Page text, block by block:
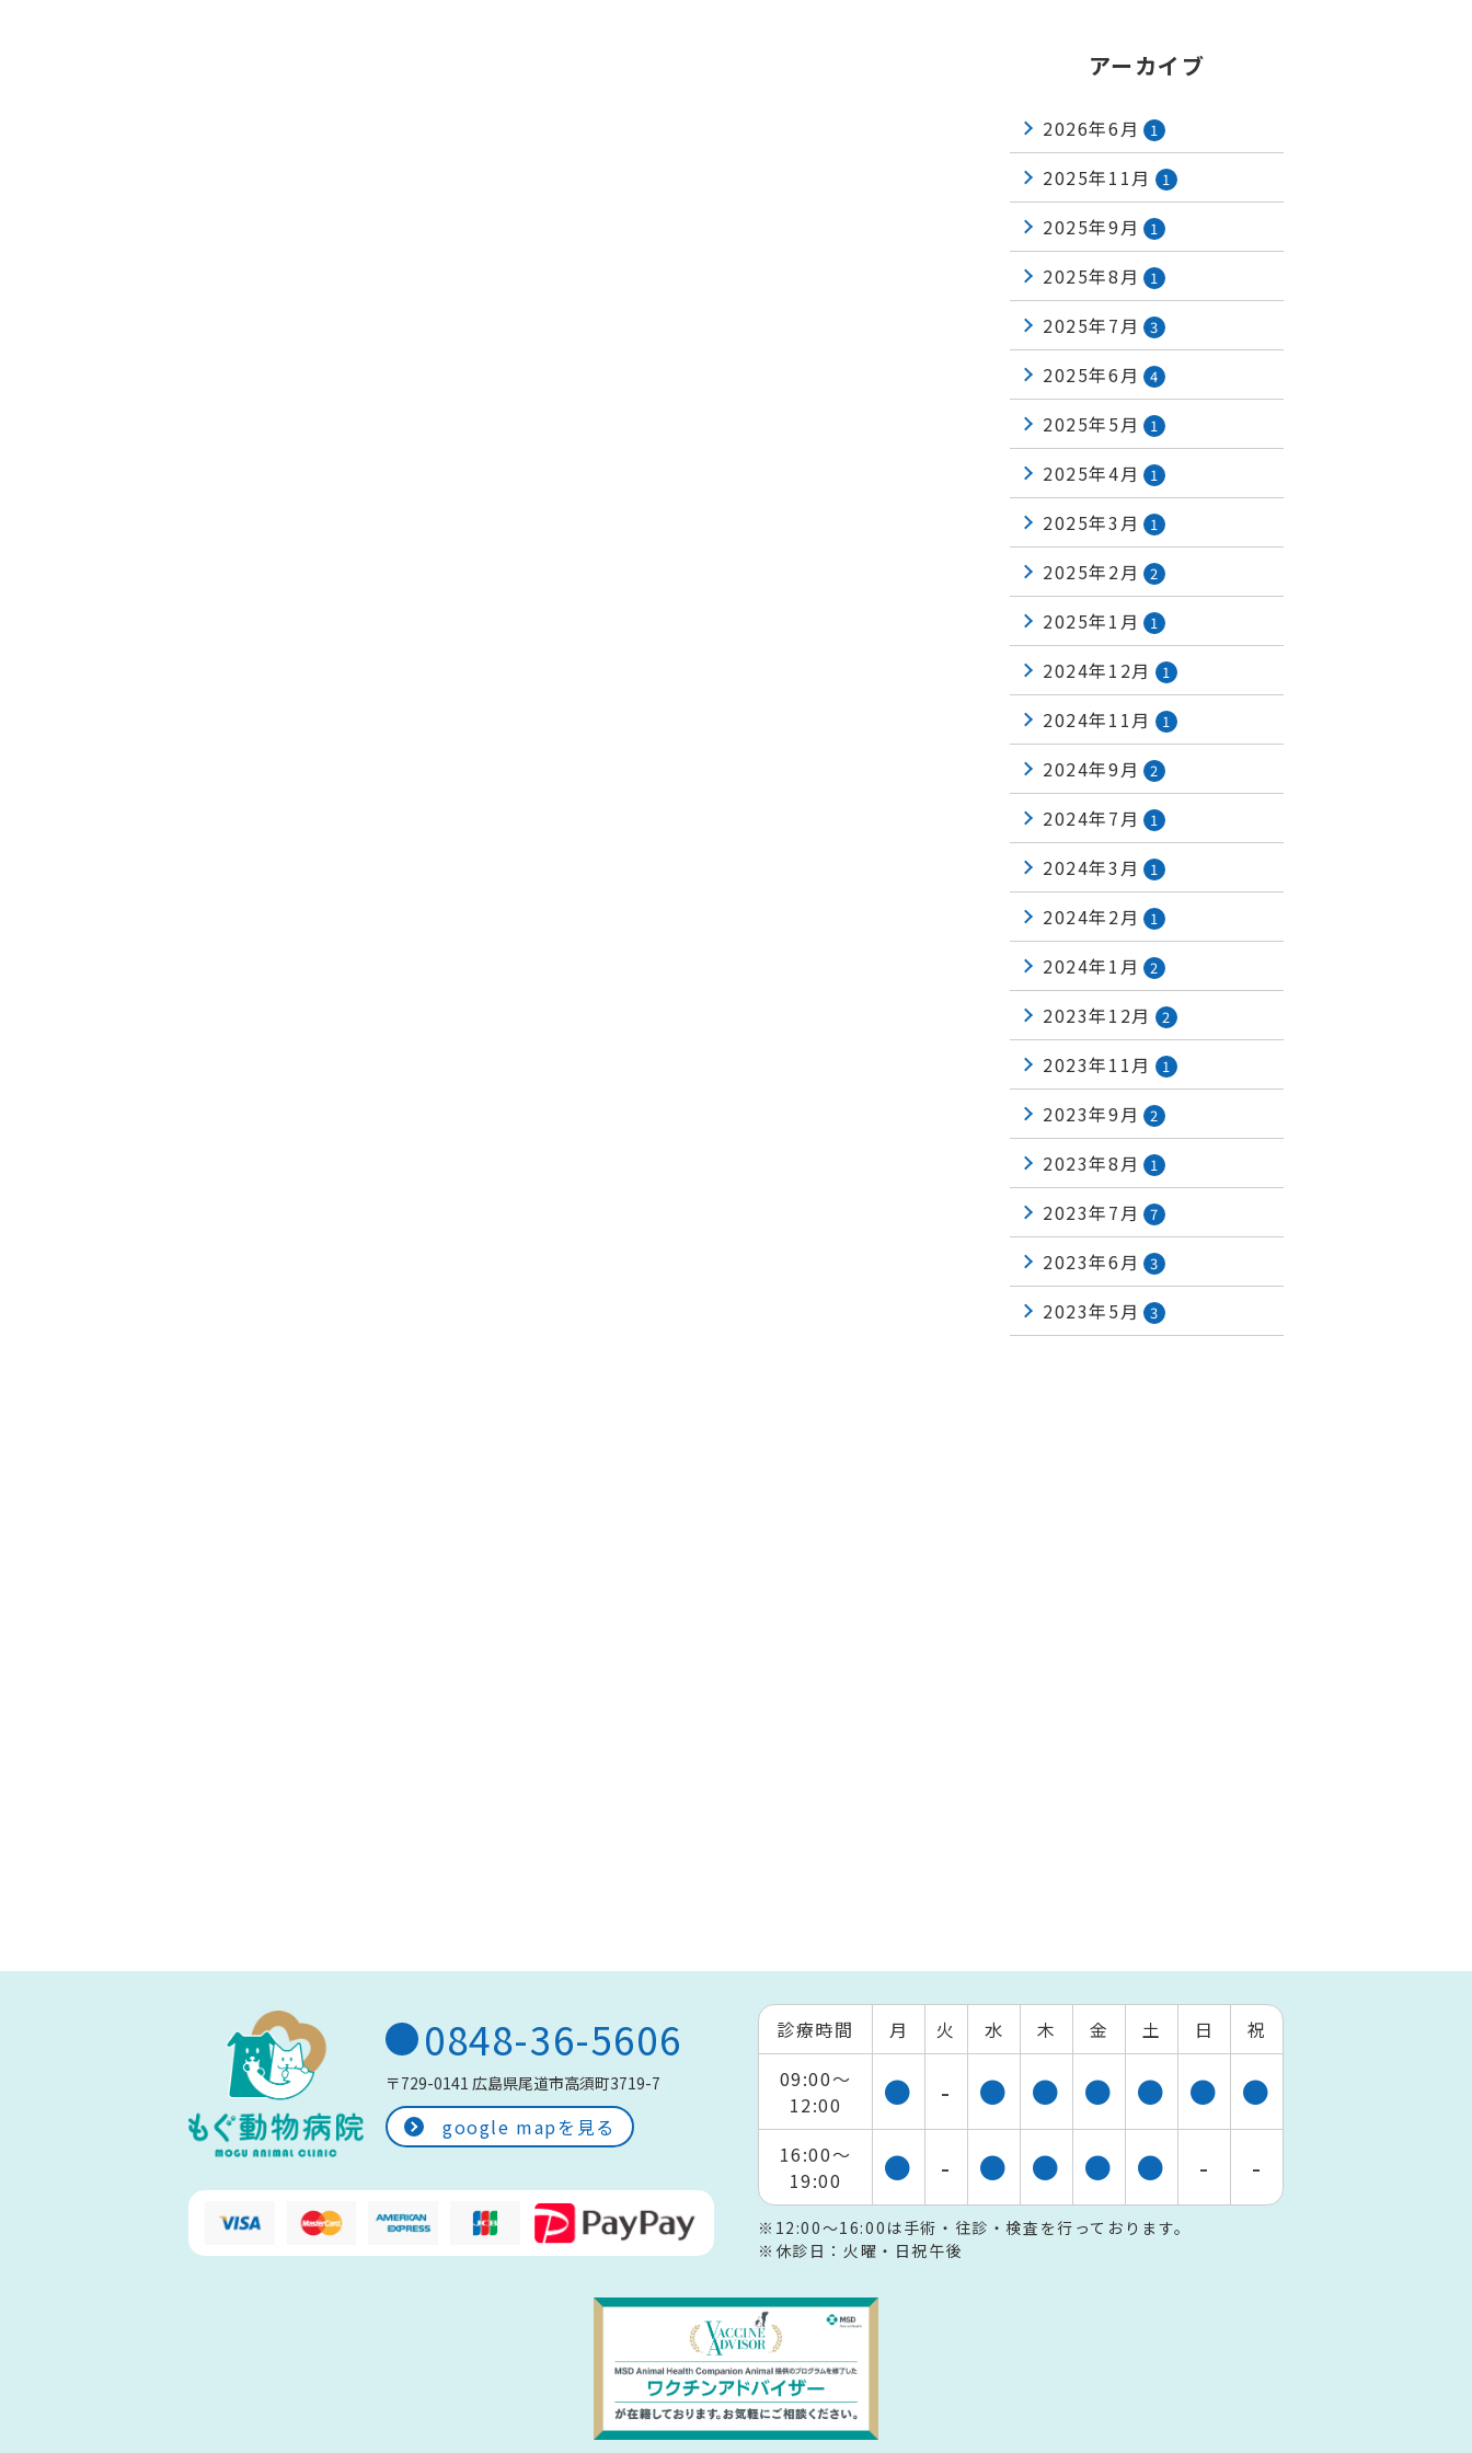
アーカイブ
2026年6月 1
2025年11月 1
2025年9月 1
2025年8月 1
2025年7月 3
2025年6月 4
2025年5月 1
2025年4月 1
2025年3月 1
2025年2月 2
2025年1月 1
2024年12月 1
2024年11月 1
2024年9月 2
2024年7月 1
2024年3月 1
2024年2月 1
2024年1月 2
2023年12月 2
2023年11月 1
2023年9月 2
2023年8月 1
2023年7月 7
2023年6月 3
2023年5月 3
0848-36-5606
〒729-0141 広島県尾道市高須町3719-7
google mapを見る
診療時間 月 火 水 木 金 土 日
祝
09:00～
12:00
● - ● ● ● ● ● ●
16:00～
19:00
● - ● ● ● ● - -
※12:00～16:00は手術・往診・検査を行っております。
※休診日：火曜・日祝午後